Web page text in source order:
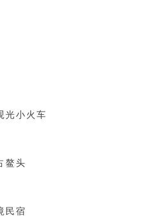
光小火车
鳌头
民宿